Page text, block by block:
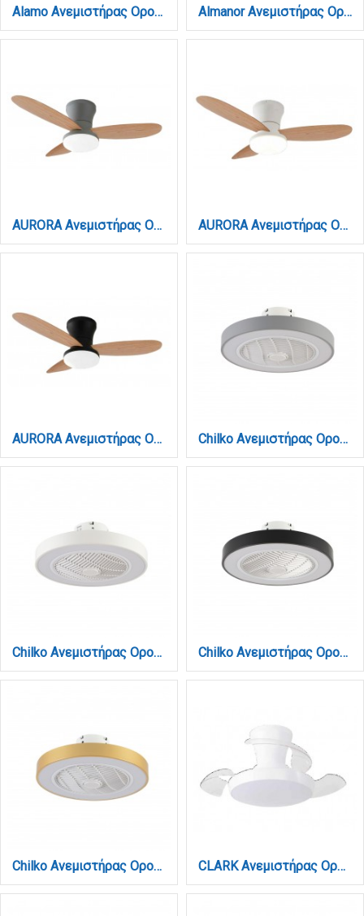
Alamo Ανεμιστήρας Οροφής με LED 15W, DC Μοτέρ & Smart App - Λευκό/Ξύλο (102000510) Almanor Ανεμιστήρας Οροφής LED με App Control & 3CCT | Λευκός (101000410)
AURORA Ανεμιστήρας Οροφής με LED 20W, DC Μοτέρ & Smart App - Γκρι/Ξύλο (102001030) AURORA Ανεμιστήρας Οροφής με LED 20W, DC Μοτέρ & Smart App - Λευκό/Ξύλο (102001010)
AURORA Ανεμιστήρας Οροφής με LED 20W, DC Μοτέρ & Smart App - Μαύρο/Ξύλο (102001020) Chilko Ανεμιστήρας Οροφής LED με App Control & 3CCT | Γκρι (101000330)
Chilko Ανεμιστήρας Οροφής LED με App Control & 3CCT | Λευκός (101000310) Chilko Ανεμιστήρας Οροφής LED με App Control & 3CCT | Μαύρος (101000320)
Chilko Ανεμιστήρας Οροφής LED με App Control & 3CCT | Χρυσό (101000360) CLARK Ανεμιστήρας Οροφής με LED 24W, DC Μοτέρ & Smart App - Total White (102001110)